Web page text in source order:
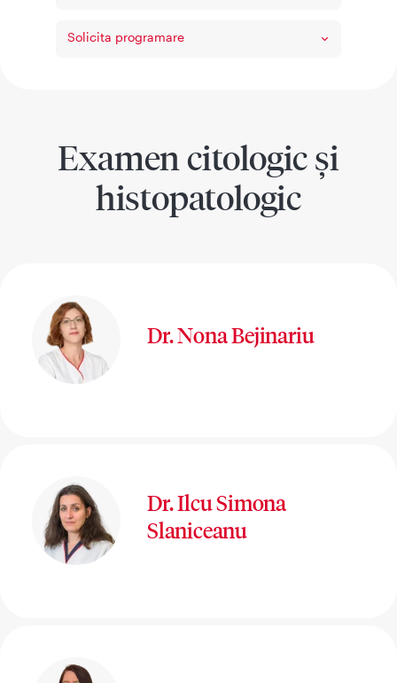
Solicita programare
Examen citologic și
histopatologic
Dr. Nona Bejinariu
Dr. Ilcu Simona
Slaniceanu